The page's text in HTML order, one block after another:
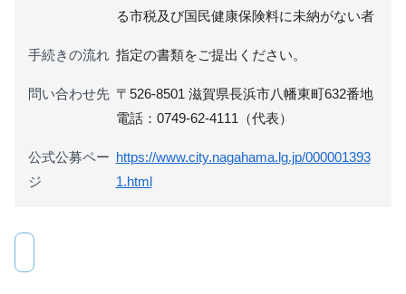
る市税及び国民健康保険料に未納がない者
手続きの流れ 指定の書類をご提出ください。
問い合わせ先 〒526-8501 滋賀県長浜市八幡東町632番地
電話：0749-62-4111（代表）
公式公募ペー
ジ
https://www.city.nagahama.lg.jp/000001393
1.html